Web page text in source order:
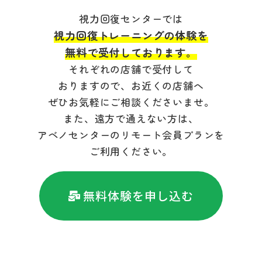
視力回復センターでは
視力回復トレーニングの体験を
無料で受付しております。
それぞれの店舗で受付して
おりますので、お近くの店舗へ
ぜひお気軽にご相談くださいませ。
また、遠方で通えない方は、
アベノセンターのリモート会員プランを
ご利用ください。
無料体験を申し込む